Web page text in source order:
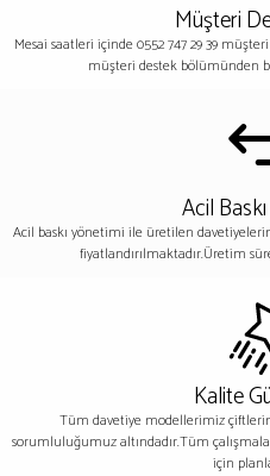
Müşteri
Mesai saatleri içinde 0552 747 29 39
müşteri destek bölümünden
Acil
Acil baskı yönetimi ile üretilen
fiyatlandırılmaktadır.Üretim
Kalite
Tüm davetiye modellerimiz
sorumluluğumuz altındadır.Tüm
için